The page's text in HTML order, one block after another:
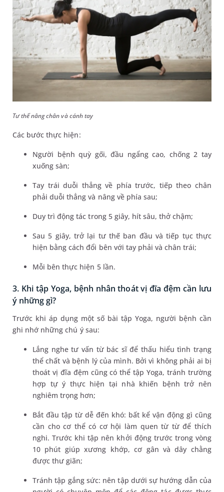
Tư thế nâng chân và cánh tay
Các bước thực hiện:
Người bệnh quỳ gối, đầu ngẩng cao, chống 2 tay
xuống sàn;
Tay trái duỗi thẳng về phía trước, tiếp theo chân
phải duỗi thẳng và nâng về phía sau;
Duy trì động tác trong 5 giây, hít sâu, thở chậm;
Sau 5 giây, trở lại tư thế ban đầu và tiếp tục thực
hiện bằng cách đổi bên với tay phải và chân trái;
Mỗi bên thực hiện 5 lần.
3. Khi tập Yoga, bệnh nhân thoát vị đĩa đệm cần lưu
ý những gì?
Trước khi áp dụng một số bài tập Yoga, người bệnh cần
ghi nhớ những chú ý sau:
Lắng nghe tư vấn từ bác sĩ để thấu hiểu tình trạng
thể chất và bệnh lý của mình. Bởi vì không phải ai bị
thoát vị đĩa đệm cũng có thể tập Yoga, tránh trường
hợp tự ý thực hiện tại nhà khiến bệnh trở nên
nghiêm trọng hơn;
Bắt đầu tập từ dễ đến khó: bất kể vận động gì cũng
cần cho cơ thể có cơ hội làm quen từ từ để thích
nghi. Trước khi tập nên khởi động trước trong vòng
10 phút giúp xương khớp, cơ gân và dây chằng
được thư giãn;
Tránh tập gắng sức: nên tập dưới sự hướng dẫn của